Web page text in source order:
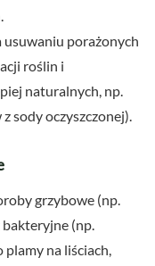
usuwaniu porażonych
roślin i
naturalnych, np.
sody oczyszczonej).
grzybowe (np.
(np.
na liściach,